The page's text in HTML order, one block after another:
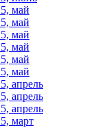
май
май
май
май
май
май
апрель
апрель
апрель
март